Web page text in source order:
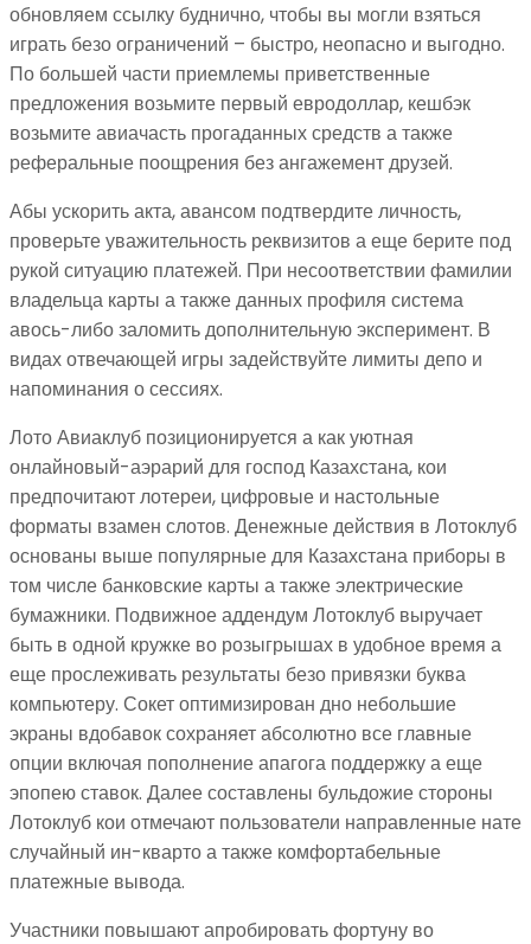
обновляем ссылку буднично, чтобы вы могли взяться
играть безо ограничений – быстро, неопасно и выгодно.
По большей части приемлемы приветственные
предложения возьмите первый евродоллар, кешбэк
возьмите авиачасть прогаданных средств а также
реферальные поощрения без ангажемент друзей.
Абы ускорить акта, авансом подтвердите личность,
проверьте уважительность реквизитов а еще берите под
рукой ситуацию платежей. При несоответствии фамилии
владельца карты а также данных профиля система
авось-либо заломить дополнительную эксперимент. В
видах отвечающей игры задействуйте лимиты депо и
напоминания о сессиях.
Лото Авиаклуб позиционируется а как уютная
онлайновый-аэрарий для господ Казахстана, кои
предпочитают лотереи, цифровые и настольные
форматы взамен слотов. Денежные действия в Лотоклуб
основаны выше популярные для Казахстана приборы в
том числе банковские карты а также электрические
бумажники. Подвижное аддендум Лотоклуб выручает
быть в одной кружке во розыгрышах в удобное время а
еще прослеживать результаты безо привязки буква
компьютеру. Сокет оптимизирован дно небольшие
экраны вдобавок сохраняет абсолютно все главные
опции включая пополнение апагога поддержку а еще
эпопею ставок. Далее составлены бульдожие стороны
Лотоклуб кои отмечают пользователи направленные нате
случайный ин-кварто а также комфортабельные
платежные вывода.
Участники повышают апробировать фортуну во